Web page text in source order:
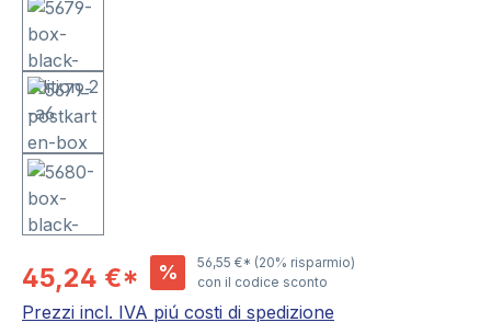
45,24 €* % 56,55 €* (20% risparmio)
con il codice sconto
Prezzi incl. IVA piú costi di spedizione